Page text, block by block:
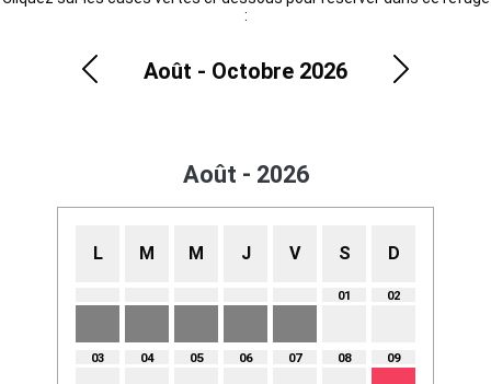
:
Août - Octobre 2026
Août - 2026
L M M J V S D
01 02
03 04 05 06 07 08 09